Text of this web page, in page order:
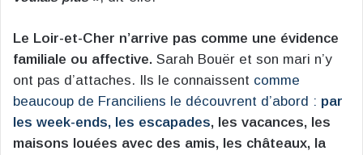
Le Loir-et-Cher n’arrive pas comme une évidence
familiale ou affective. Sarah Bouër et son mari n’y
ont pas d’attaches. Ils le connaissent comme
beaucoup de Franciliens le découvrent d’abord : par
les week-ends, les escapades, les vacances, les
maisons louées avec des amis, les châteaux, la